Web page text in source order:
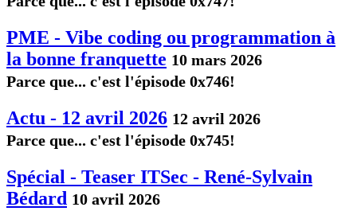
PME - Vibe coding ou programmation à
la bonne franquette 10 mars 2026
Parce que... c'est l'épisode 0x746!
Actu - 12 avril 2026 12 avril 2026
Parce que... c'est l'épisode 0x745!
Spécial - Teaser ITSec - René-Sylvain
Bédard 10 avril 2026